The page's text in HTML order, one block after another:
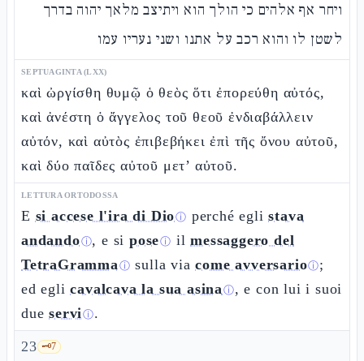
ויחר אף אלהים כי הולך הוא ויתיצב מלאך יהוה בדרך
לשטן לו והוא רכב על אתנו ושני נעריו עמו
SEPTUAGINTA (LXX)
καὶ ὠργίσθη θυμῷ ὁ θεὸς ὅτι ἐπορεύθη αὐτός,
καὶ ἀνέστη ὁ ἄγγελος τοῦ θεοῦ ἐνδιαβάλλειν
αὐτόν, καὶ αὐτὸς ἐπιβεβήκει ἐπὶ τῆς ὄνου αὐτοῦ,
καὶ δύο παῖδες αὐτοῦ μετ’ αὐτοῦ.
LETTURA ORTODOSSA
E si accese l'ira di Dioⓘ perché eglistava
andandoⓘ, e siposeⓘ ilmessaggero del
TetraGrammaⓘ sulla viacome avversarioⓘ;
ed eglicavalcava la sua asinaⓘ, e con lui i suoi
dueserviⓘ.
23 🗝️7